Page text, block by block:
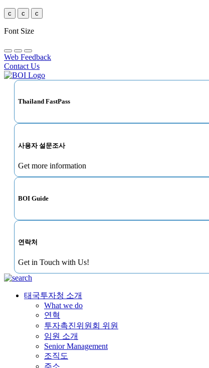
c c c
Font Size
Web Feedback
Contact Us
Thailand FastPass
사용자 설문조사
Get more information
BOI Guide
연락처
Get in Touch with Us!
태국투자청 소개
What we do
연혁
투자촉진위원회 위원
임원 소개
Senior Management
조직도